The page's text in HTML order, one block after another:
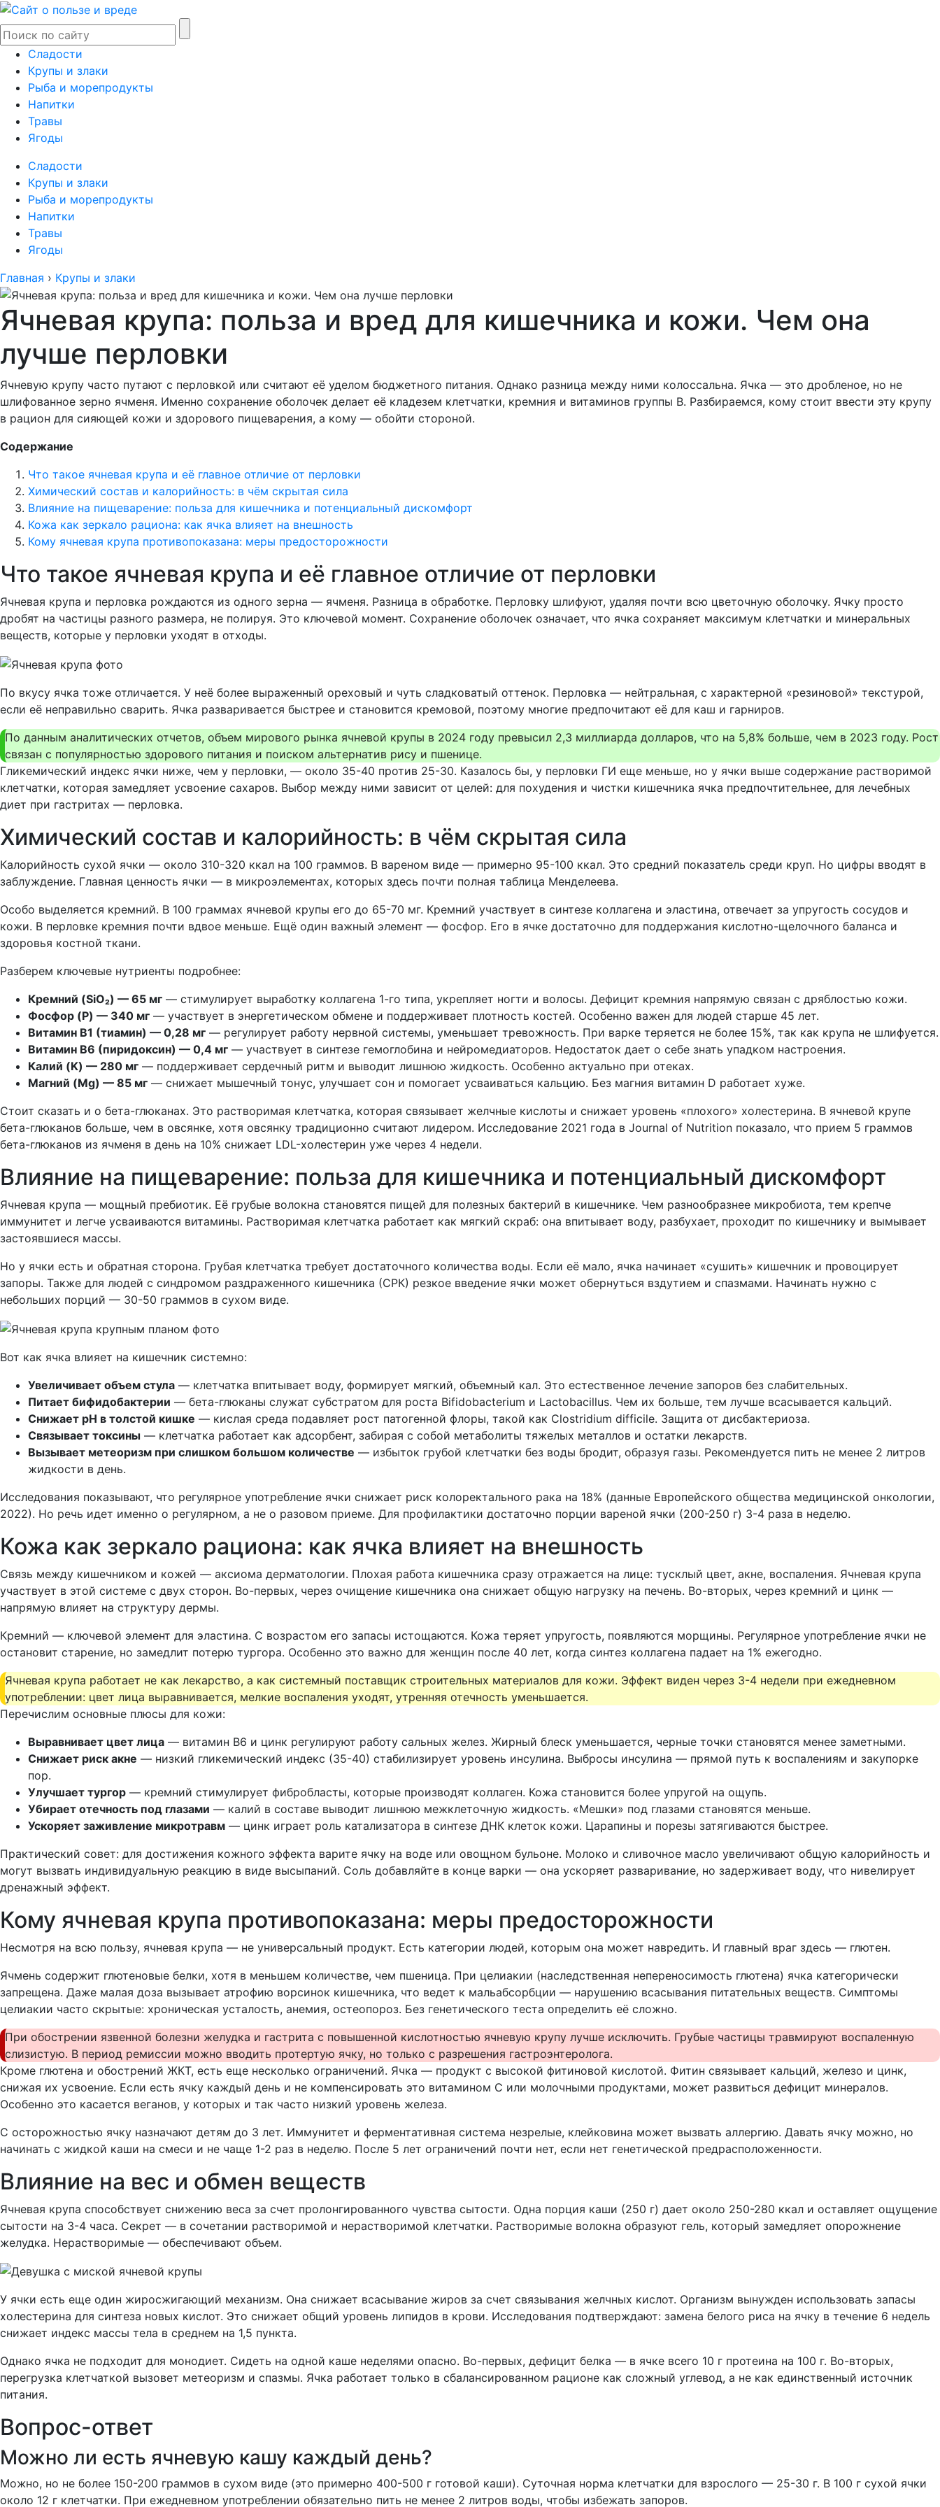
Сладости
Крупы и злаки
Рыба и морепродукты
Напитки
Травы
Ягоды
Сладости
Крупы и злаки
Рыба и морепродукты
Напитки
Травы
Ягоды
Главная › Крупы и злаки
Ячневая крупа: польза и вред для кишечника и кожи. Чем она
лучше перловки
Ячневую крупу часто путают с перловкой или считают её уделом бюджетного питания. Однако разница между ними колоссальна. Ячка — это дробленое, но не
шлифованное зерно ячменя. Именно сохранение оболочек делает её кладезем клетчатки, кремния и витаминов группы B. Разбираемся, кому стоит ввести эту крупу
в рацион для сияющей кожи и здорового пищеварения, а кому — обойти стороной.
Содержание
Что такое ячневая крупа и её главное отличие от перловки
Химический состав и калорийность: в чём скрытая сила
Влияние на пищеварение: польза для кишечника и потенциальный дискомфорт
Кожа как зеркало рациона: как ячка влияет на внешность
Кому ячневая крупа противопоказана: меры предосторожности
Что такое ячневая крупа и её главное отличие от перловки
Ячневая крупа и перловка рождаются из одного зерна — ячменя. Разница в обработке. Перловку шлифуют, удаляя почти всю цветочную оболочку. Ячку просто
дробят на частицы разного размера, не полируя. Это ключевой момент. Сохранение оболочек означает, что ячка сохраняет максимум клетчатки и минеральных
веществ, которые у перловки уходят в отходы.
По вкусу ячка тоже отличается. У неё более выраженный ореховый и чуть сладковатый оттенок. Перловка — нейтральная, с характерной «резиновой» текстурой,
если её неправильно сварить. Ячка разваривается быстрее и становится кремовой, поэтому многие предпочитают её для каш и гарниров.
По данным аналитических отчетов, объем мирового рынка ячневой крупы в 2024 году превысил 2,3 миллиарда долларов, что на 5,8% больше, чем в 2023 году. Рост
связан с популярностью здорового питания и поиском альтернатив рису и пшенице.
Гликемический индекс ячки ниже, чем у перловки, — около 35-40 против 25-30. Казалось бы, у перловки ГИ еще меньше, но у ячки выше содержание растворимой
клетчатки, которая замедляет усвоение сахаров. Выбор между ними зависит от целей: для похудения и чистки кишечника ячка предпочтительнее, для лечебных
диет при гастритах — перловка.
Химический состав и калорийность: в чём скрытая сила
Калорийность сухой ячки — около 310-320 ккал на 100 граммов. В вареном виде — примерно 95-100 ккал. Это средний показатель среди круп. Но цифры вводят в
заблуждение. Главная ценность ячки — в микроэлементах, которых здесь почти полная таблица Менделеева.
Особо выделяется кремний. В 100 граммах ячневой крупы его до 65-70 мг. Кремний участвует в синтезе коллагена и эластина, отвечает за упругость сосудов и
кожи. В перловке кремния почти вдвое меньше. Ещё один важный элемент — фосфор. Его в ячке достаточно для поддержания кислотно-щелочного баланса и
здоровья костной ткани.
Разберем ключевые нутриенты подробнее:
Кремний (SiO₂) — 65 мг — стимулирует выработку коллагена 1-го типа, укрепляет ногти и волосы. Дефицит кремния напрямую связан с дряблостью кожи.
Фосфор (P) — 340 мг — участвует в энергетическом обмене и поддерживает плотность костей. Особенно важен для людей старше 45 лет.
Витамин B1 (тиамин) — 0,28 мг — регулирует работу нервной системы, уменьшает тревожность. При варке теряется не более 15%, так как крупа не шлифуется.
Витамин B6 (пиридоксин) — 0,4 мг — участвует в синтезе гемоглобина и нейромедиаторов. Недостаток дает о себе знать упадком настроения.
Калий (K) — 280 мг — поддерживает сердечный ритм и выводит лишнюю жидкость. Особенно актуально при отеках.
Магний (Mg) — 85 мг — снижает мышечный тонус, улучшает сон и помогает усваиваться кальцию. Без магния витамин D работает хуже.
Стоит сказать и о бета-глюканах. Это растворимая клетчатка, которая связывает желчные кислоты и снижает уровень «плохого» холестерина. В ячневой крупе
бета-глюканов больше, чем в овсянке, хотя овсянку традиционно считают лидером. Исследование 2021 года в Journal of Nutrition показало, что прием 5 граммов
бета-глюканов из ячменя в день на 10% снижает LDL-холестерин уже через 4 недели.
Влияние на пищеварение: польза для кишечника и потенциальный дискомфорт
Ячневая крупа — мощный пребиотик. Её грубые волокна становятся пищей для полезных бактерий в кишечнике. Чем разнообразнее микробиота, тем крепче
иммунитет и легче усваиваются витамины. Растворимая клетчатка работает как мягкий скраб: она впитывает воду, разбухает, проходит по кишечнику и вымывает
застоявшиеся массы.
Но у ячки есть и обратная сторона. Грубая клетчатка требует достаточного количества воды. Если её мало, ячка начинает «сушить» кишечник и провоцирует
запоры. Также для людей с синдромом раздраженного кишечника (СРК) резкое введение ячки может обернуться вздутием и спазмами. Начинать нужно с
небольших порций — 30-50 граммов в сухом виде.
Вот как ячка влияет на кишечник системно:
Увеличивает объем стула — клетчатка впитывает воду, формирует мягкий, объемный кал. Это естественное лечение запоров без слабительных.
Питает бифидобактерии — бета-глюканы служат субстратом для роста Bifidobacterium и Lactobacillus. Чем их больше, тем лучше всасывается кальций.
Снижает pH в толстой кишке — кислая среда подавляет рост патогенной флоры, такой как Clostridium difficile. Защита от дисбактериоза.
Связывает токсины — клетчатка работает как адсорбент, забирая с собой метаболиты тяжелых металлов и остатки лекарств.
Вызывает метеоризм при слишком большом количестве — избыток грубой клетчатки без воды бродит, образуя газы. Рекомендуется пить не менее 2 литров
жидкости в день.
Исследования показывают, что регулярное употребление ячки снижает риск колоректального рака на 18% (данные Европейского общества медицинской онкологии,
2022). Но речь идет именно о регулярном, а не о разовом приеме. Для профилактики достаточно порции вареной ячки (200-250 г) 3-4 раза в неделю.
Кожа как зеркало рациона: как ячка влияет на внешность
Связь между кишечником и кожей — аксиома дерматологии. Плохая работа кишечника сразу отражается на лице: тусклый цвет, акне, воспаления. Ячневая крупа
участвует в этой системе с двух сторон. Во-первых, через очищение кишечника она снижает общую нагрузку на печень. Во-вторых, через кремний и цинк —
напрямую влияет на структуру дермы.
Кремний — ключевой элемент для эластина. С возрастом его запасы истощаются. Кожа теряет упругость, появляются морщины. Регулярное употребление ячки не
остановит старение, но замедлит потерю тургора. Особенно это важно для женщин после 40 лет, когда синтез коллагена падает на 1% ежегодно.
Ячневая крупа работает не как лекарство, а как системный поставщик строительных материалов для кожи. Эффект виден через 3-4 недели при ежедневном
употреблении: цвет лица выравнивается, мелкие воспаления уходят, утренняя отечность уменьшается.
Перечислим основные плюсы для кожи:
Выравнивает цвет лица — витамин B6 и цинк регулируют работу сальных желез. Жирный блеск уменьшается, черные точки становятся менее заметными.
Снижает риск акне — низкий гликемический индекс (35-40) стабилизирует уровень инсулина. Выбросы инсулина — прямой путь к воспалениям и закупорке
пор.
Улучшает тургор — кремний стимулирует фибробласты, которые производят коллаген. Кожа становится более упругой на ощупь.
Убирает отечность под глазами — калий в составе выводит лишнюю межклеточную жидкость. «Мешки» под глазами становятся меньше.
Ускоряет заживление микротравм — цинк играет роль катализатора в синтезе ДНК клеток кожи. Царапины и порезы затягиваются быстрее.
Практический совет: для достижения кожного эффекта варите ячку на воде или овощном бульоне. Молоко и сливочное масло увеличивают общую калорийность и
могут вызвать индивидуальную реакцию в виде высыпаний. Соль добавляйте в конце варки — она ускоряет разваривание, но задерживает воду, что нивелирует
дренажный эффект.
Кому ячневая крупа противопоказана: меры предосторожности
Несмотря на всю пользу, ячневая крупа — не универсальный продукт. Есть категории людей, которым она может навредить. И главный враг здесь — глютен.
Ячмень содержит глютеновые белки, хотя в меньшем количестве, чем пшеница. При целиакии (наследственная непереносимость глютена) ячка категорически
запрещена. Даже малая доза вызывает атрофию ворсинок кишечника, что ведет к мальабсорбции — нарушению всасывания питательных веществ. Симптомы
целиакии часто скрытые: хроническая усталость, анемия, остеопороз. Без генетического теста определить её сложно.
При обострении язвенной болезни желудка и гастрита с повышенной кислотностью ячневую крупу лучше исключить. Грубые частицы травмируют воспаленную
слизистую. В период ремиссии можно вводить протертую ячку, но только с разрешения гастроэнтеролога.
Кроме глютена и обострений ЖКТ, есть еще несколько ограничений. Ячка — продукт с высокой фитиновой кислотой. Фитин связывает кальций, железо и цинк,
снижая их усвоение. Если есть ячку каждый день и не компенсировать это витамином C или молочными продуктами, может развиться дефицит минералов.
Особенно это касается веганов, у которых и так часто низкий уровень железа.
С осторожностью ячку назначают детям до 3 лет. Иммунитет и ферментативная система незрелые, клейковина может вызвать аллергию. Давать ячку можно, но
начинать с жидкой каши на смеси и не чаще 1-2 раз в неделю. После 5 лет ограничений почти нет, если нет генетической предрасположенности.
Влияние на вес и обмен веществ
Ячневая крупа способствует снижению веса за счет пролонгированного чувства сытости. Одна порция каши (250 г) дает около 250-280 ккал и оставляет ощущение
сытости на 3-4 часа. Секрет — в сочетании растворимой и нерастворимой клетчатки. Растворимые волокна образуют гель, который замедляет опорожнение
желудка. Нерастворимые — обеспечивают объем.
У ячки есть еще один жиросжигающий механизм. Она снижает всасывание жиров за счет связывания желчных кислот. Организм вынужден использовать запасы
холестерина для синтеза новых кислот. Это снижает общий уровень липидов в крови. Исследования подтверждают: замена белого риса на ячку в течение 6 недель
снижает индекс массы тела в среднем на 1,5 пункта.
Однако ячка не подходит для монодиет. Сидеть на одной каше неделями опасно. Во-первых, дефицит белка — в ячке всего 10 г протеина на 100 г. Во-вторых,
перегрузка клетчаткой вызовет метеоризм и спазмы. Ячка работает только в сбалансированном рационе как сложный углевод, а не как единственный источник
питания.
Вопрос-ответ
Можно ли есть ячневую кашу каждый день?
Можно, но не более 150-200 граммов в сухом виде (это примерно 400-500 г готовой каши). Суточная норма клетчатки для взрослого — 25-30 г. В 100 г сухой ячки
около 12 г клетчатки. При ежедневном употреблении обязательно пить не менее 2 литров воды, чтобы избежать запоров.